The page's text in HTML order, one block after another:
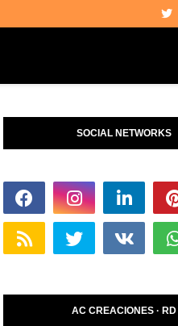
SOCIAL NETWORKS
AC CREACIONES · RD